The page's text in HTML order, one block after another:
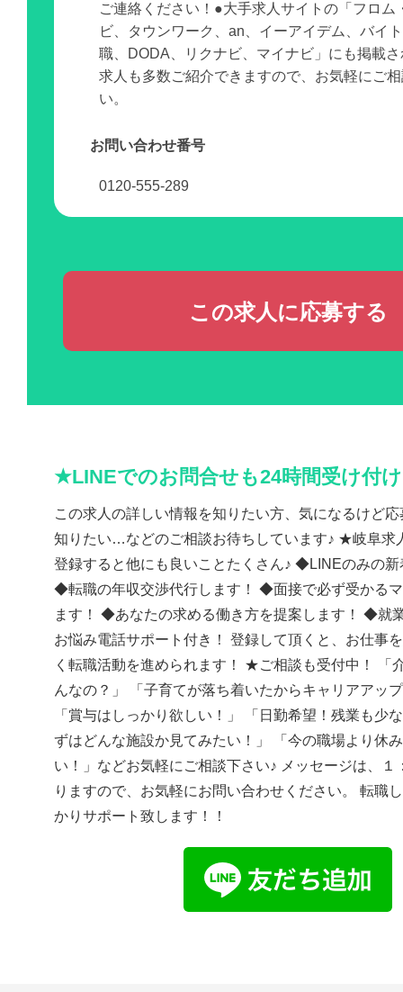
ご連絡ください！●大手求人サイトの「フロム
ビ、タウンワーク、an、イーアイデム、バイ
職、DODA、リクナビ、マイナビ」にも掲載
求人も多数ご紹介できますので、お気軽にご
い。
お問い合わせ番号
0120-555-289
この求人に応募する
★LINEでのお問合せも24時間受け付
この求人の詳しい情報を知りたい方、気になるけど
知りたい…などのご相談お待ちしています♪ ★岐阜求
登録すると他にも良いことたくさん♪ ◆LINEのみの
◆転職の年収交渉代行します！ ◆面接で必ず受かる
ます！ ◆あなたの求める働き方を提案します！ ◆就
お悩み電話サポート付き！ 登録して頂くと、お仕事
く転職活動を進められます！ ★ご相談も受付中！ 「
んなの？」 「子育てが落ち着いたからキャリアアッ
「賞与はしっかり欲しい！」 「日勤希望！残業も少
ずはどんな施設か見てみたい！」 「今の職場より休
い！」などお気軽にご相談下さい♪ メッセージは、１
りますので、お気軽にお問い合わせください。 転職
かりサポート致します！！